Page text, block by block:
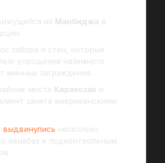
из Манбиджа в
забора и стен, которые
упрощения наземного
минные заграждения.
моста Каракозак и
занята американскими
выдвинулись несколько
авиабаз к подконтрольным